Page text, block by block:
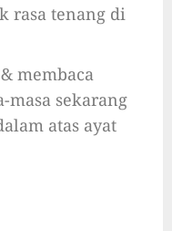
rasa tenang di
membaca
masa sekarang
atas ayat